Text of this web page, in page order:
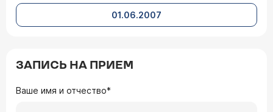
01.06.2007
ЗАПИСЬ НА ПРИЕМ
Ваше имя и отчество*